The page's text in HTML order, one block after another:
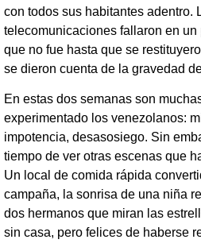
con todos sus habitantes adentro.
telecomunicaciones fallaron en un
que no fue hasta que se
se dieron cuenta de la gravedad
En estas dos semanas son
experimentado los venezolanos:
impotencia, desasosiego. Sin
tiempo de ver otras escenas que
Un local de comida rápida
campaña, la sonrisa de una niña
dos hermanos que miran las
sin casa, pero felices de haberse